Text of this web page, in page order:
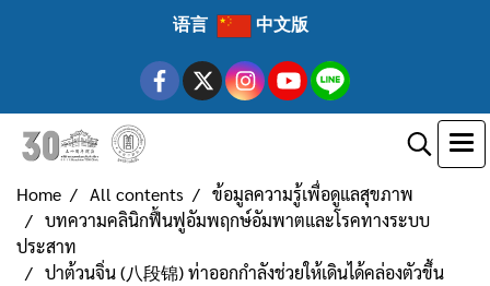
语言 中文版
Home All contents
ข้อมูลความรู้เพื่อดูแลสุขภาพ
บทความคลินิกฟื้นฟูอัมพฤกษ์อัมพาตและโรคทางระบบ
ประสาท
ปาต้วนจิ่น (八段锦) ท่าออกกำลังช่วยให้เดินได้คล่องตัวขึ้น